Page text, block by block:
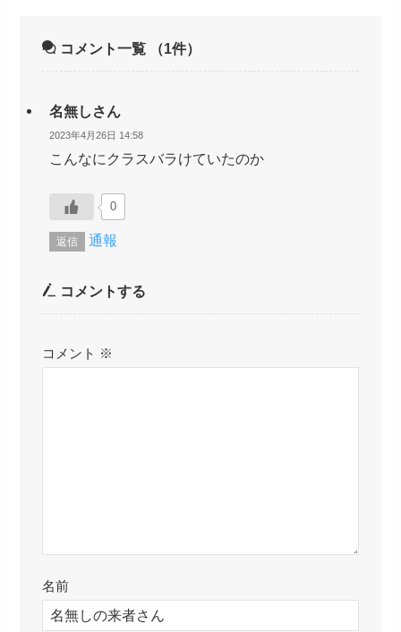
コメント一覧 （1件）
名無しさん
2023年4月26日 14:58
こんなにクラスバラけていたのか
0
返信 通報
コメントする
コメント ※
名前